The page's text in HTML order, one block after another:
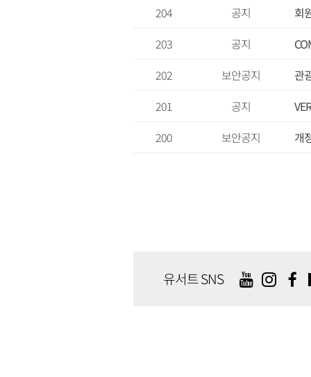
204
공지
회
203
공지
202
보안공지
관
201
공지
200
보안공지 개
유서트 SNS